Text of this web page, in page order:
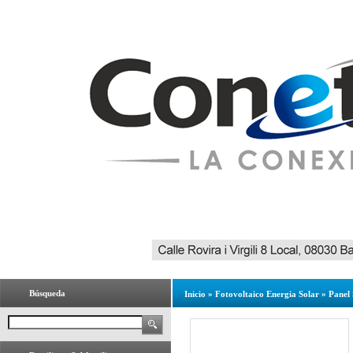
Búsqueda Inicio » Fotovoltaico Energia Solar » Panel